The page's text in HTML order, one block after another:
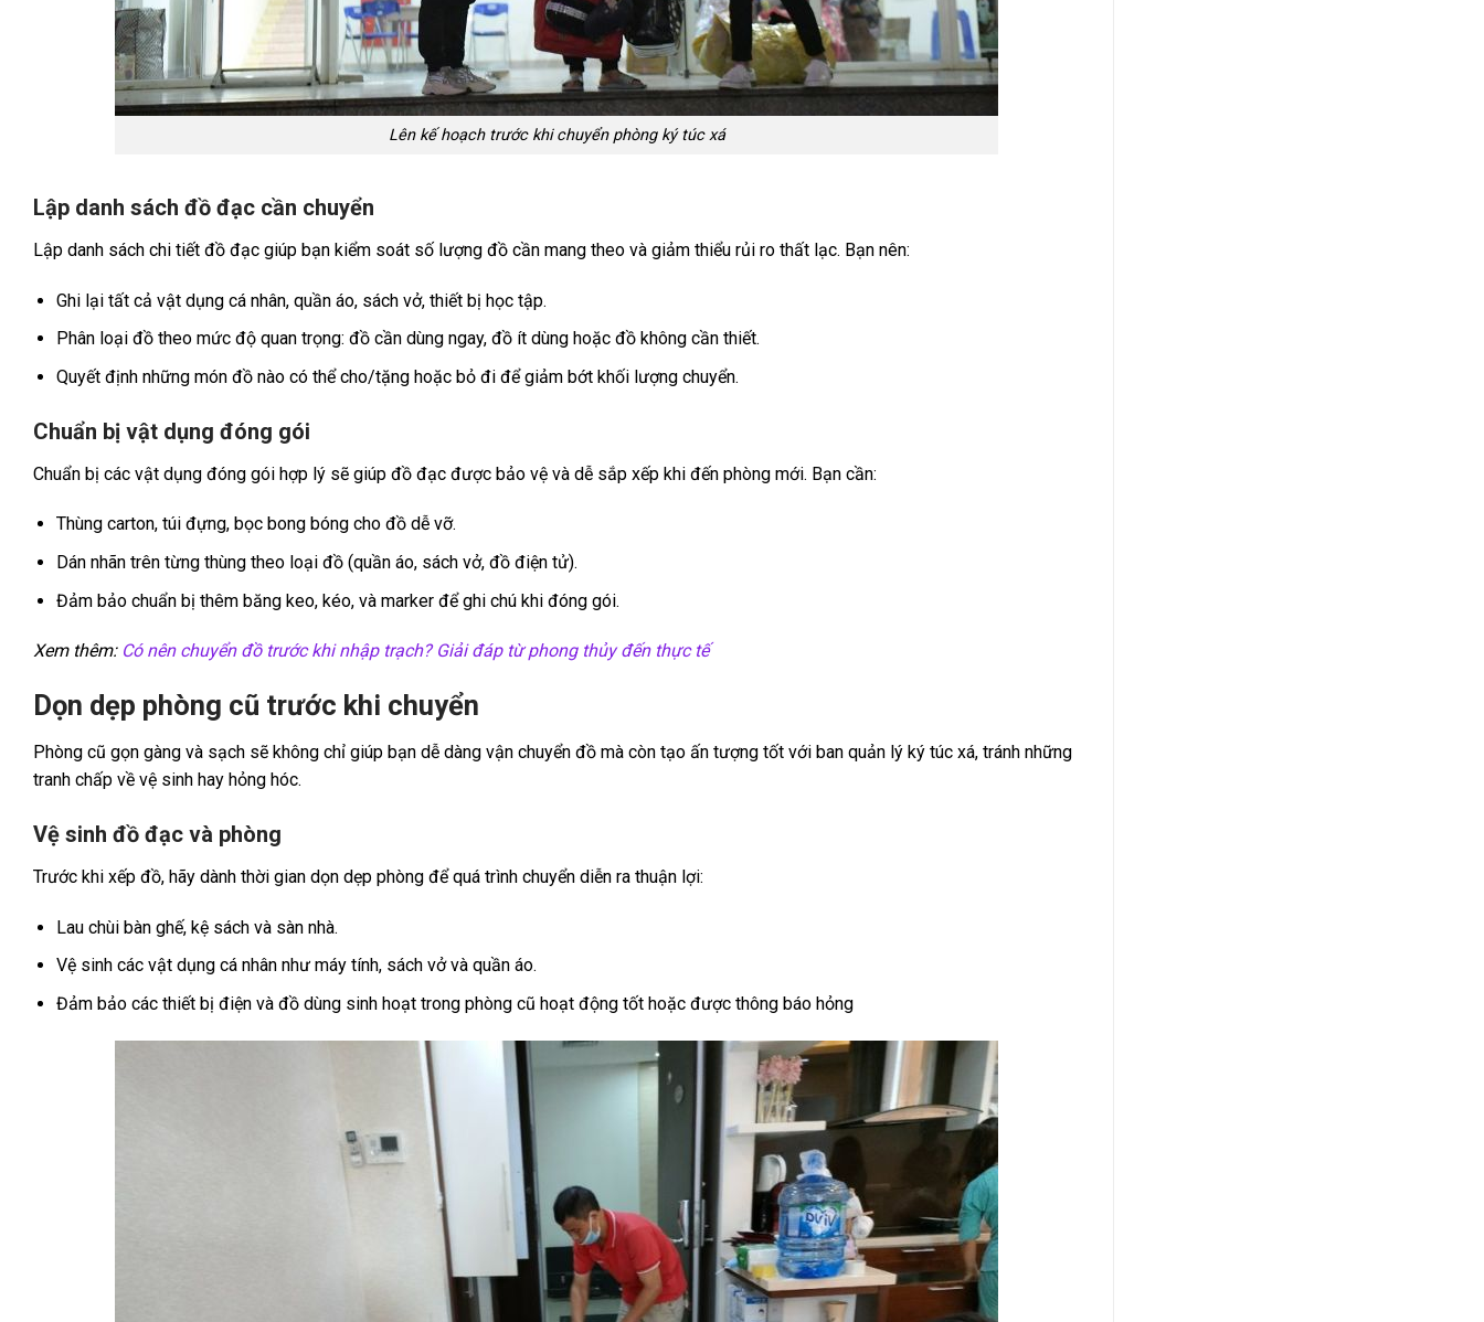
Lên kế hoạch trước khi chuyển phòng ký túc xá
Lập danh sách đồ đạc cần chuyển
Lập danh sách chi tiết đồ đạc giúp bạn kiểm soát số lượng đồ cần mang theo và giảm thiểu rủi ro thất lạc. Bạn nên:
Ghi lại tất cả vật dụng cá nhân, quần áo, sách vở, thiết bị học tập.
Phân loại đồ theo mức độ quan trọng: đồ cần dùng ngay, đồ ít dùng hoặc đồ không cần thiết.
Quyết định những món đồ nào có thể cho/tặng hoặc bỏ đi để giảm bớt khối lượng chuyển.
Chuẩn bị vật dụng đóng gói
Chuẩn bị các vật dụng đóng gói hợp lý sẽ giúp đồ đạc được bảo vệ và dễ sắp xếp khi đến phòng mới. Bạn cần:
Thùng carton, túi đựng, bọc bong bóng cho đồ dễ vỡ.
Dán nhãn trên từng thùng theo loại đồ (quần áo, sách vở, đồ điện tử).
Đảm bảo chuẩn bị thêm băng keo, kéo, và marker để ghi chú khi đóng gói.
Xem thêm: Có nên chuyển đồ trước khi nhập trạch? Giải đáp từ phong thủy đến thực tế
Dọn dẹp phòng cũ trước khi chuyển
Phòng cũ gọn gàng và sạch sẽ không chỉ giúp bạn dễ dàng vận chuyển đồ mà còn tạo ấn tượng tốt với ban quản lý ký túc xá, tránh những
tranh chấp về vệ sinh hay hỏng hóc.
Vệ sinh đồ đạc và phòng
Trước khi xếp đồ, hãy dành thời gian dọn dẹp phòng để quá trình chuyển diễn ra thuận lợi:
Lau chùi bàn ghế, kệ sách và sàn nhà.
Vệ sinh các vật dụng cá nhân như máy tính, sách vở và quần áo.
Đảm bảo các thiết bị điện và đồ dùng sinh hoạt trong phòng cũ hoạt động tốt hoặc được thông báo hỏng